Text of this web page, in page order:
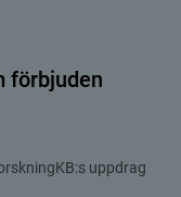
förbjuden
KB:s uppdrag